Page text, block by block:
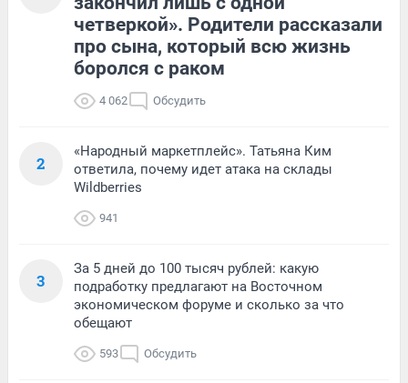
четверкой». Родители рассказали
про сына, который всю жизнь
боролся с раком
4 062 Обсудить
2
«Народный маркетплейс». Татьяна Ким
ответила, почему идет атака на склады
Wildberries
941
3
За 5 дней до 100 тысяч рублей: какую
подработку предлагают на Восточном
экономическом форуме и сколько за что
обещают
593 Обсудить